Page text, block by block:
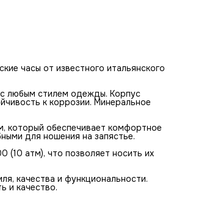
часы от известного итальянского
с любым стилем одежды. Корпус
к коррозии. Минеральное
который обеспечивает комфортное
для ношения на запястье.
(10 атм), что позволяет носить их
качества и функциональности.
и качество.